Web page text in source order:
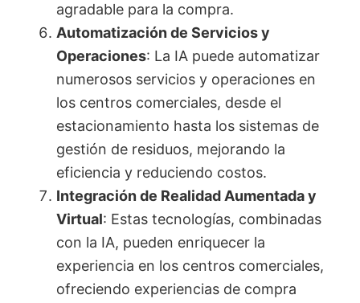
agradable para la compra.
Automatización de Servicios y
Operaciones: La IA puede automatizar
numerosos servicios y operaciones en
los centros comerciales, desde el
estacionamiento hasta los sistemas de
gestión de residuos, mejorando la
eficiencia y reduciendo costos.
Integración de Realidad Aumentada y
Virtual: Estas tecnologías, combinadas
con la IA, pueden enriquecer la
experiencia en los centros comerciales,
ofreciendo experiencias de compra